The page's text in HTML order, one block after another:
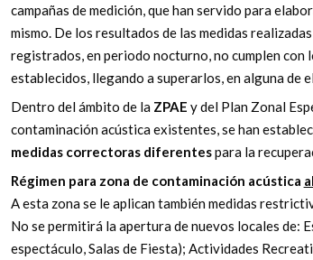
campañas de medición, que han servido para
mismo. De los resultados de las medidas
registrados, en periodo nocturno, no cumplen con
establecidos, llegando a superarlos, en alguna de
Dentro del ámbito de la ZPAE y del Plan Zonal
contaminación acústica existentes, se han
medidas correctoras diferentespara la
Régimen para zona de contaminación acústica
A esta zona se le aplican también medidas
No se permitirá la apertura de nuevos locales de:
espectáculo, Salas de Fiesta); Actividades